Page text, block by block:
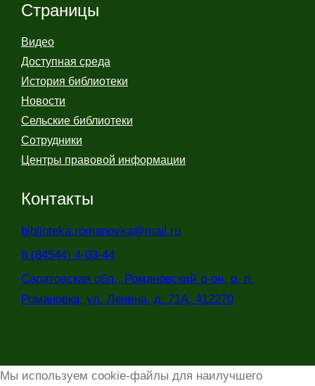
Страницы
Видео
Доступная среда
История библиотеки
Новости
Сельские библиотеки
Сотрудники
Центры правовой информации
Контакты
biblioteka.romanovka@mail.ru
8 (84544) 4-03-44
Саратовская обл., Романовский р-он, р. п.
Романовка, ул. Ленина, д. 71А, 412270
Мы используем cookie-файлы для наилучшего